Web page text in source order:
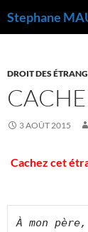
Stephane
DROIT DES
3 AOÛT 2015
Cachez cet
À mon